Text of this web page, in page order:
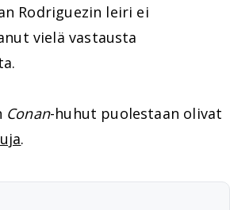
Rodriguezin leiri ei
vielä vastausta
Conan-huhut puolestaan olivat
.